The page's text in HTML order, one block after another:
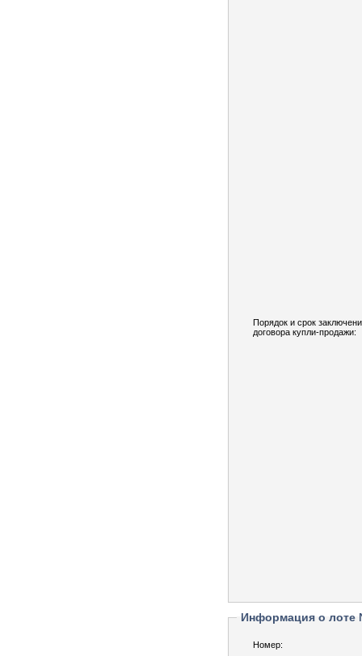
Порядок и срок
договора купли-продажи:
Информация о лоте
Номер: